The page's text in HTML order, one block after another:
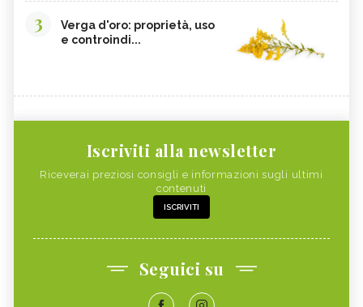
3
Verga d'oro: proprietà, uso
e controindi...
Iscriviti alla newsletter
Riceverai preziosi consigli e informazioni sugli ultimi
contenuti
ISCRIVITI
Seguici su